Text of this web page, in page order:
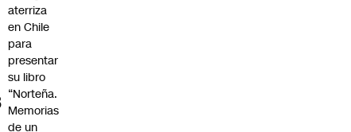
aterriza
en Chile
para
presentar
su libro
“Norteña.
Memorias
de un